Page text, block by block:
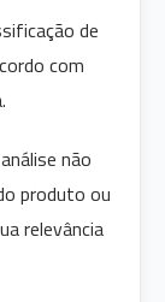
de
com
não
produto ou
relevância